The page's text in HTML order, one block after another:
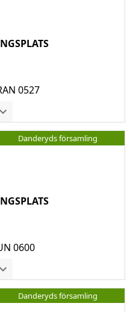
0527
Danderyds församling
0600
Danderyds församling